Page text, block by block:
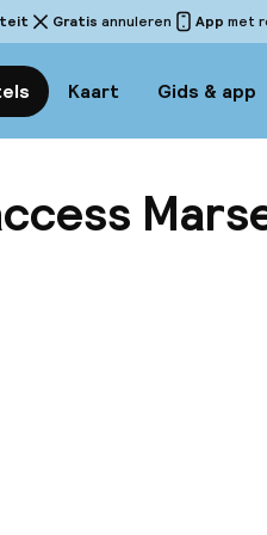
Gratis annuleren App met
Kaart Gids & app
accommodatie: